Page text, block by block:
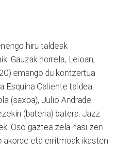
hiru taldeak
Gauzak horrela, Leioan,
emango du kontzertua
Esquina Caliente taldea
(saxoa), Julio Andrade
(bateria) batera. Jazz
Oso gaztea zela hasi zen
akorde eta erritmoak ikasten.